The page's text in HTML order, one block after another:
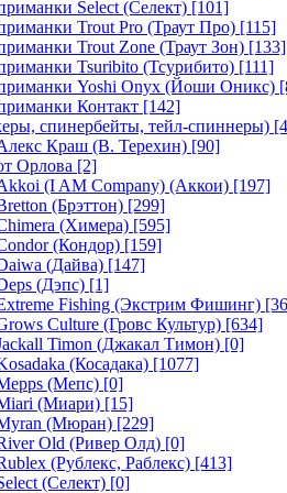
Select (Селект) [101]
Trout Pro (Траут Про) [115]
Trout Zone (Траут Зон) [133]
Tsuribito (Тсурибито) [111]
Yoshi Onyx (Йоши Оникс)
Контакт [142]
спинербейты, тейл-спиннеры)
Краш (В. Терехин) [90]
Орлова [2]
(I AM Company) (Аккои) [197]
(Брэттон) [299]
(Химера) [595]
(Кондор) [159]
(Дайва) [147]
(Дэпс) [1]
Fishing (Экстрим Фишинг)
Culture (Гровс Культур) [634]
Timon (Джакал Тимон) [0]
(Косадака) [1077]
(Мепс) [0]
(Миари) [15]
(Мюран) [229]
Old (Ривер Олд) [0]
(Рублекс, Раблекс) [413]
(Селект) [0]